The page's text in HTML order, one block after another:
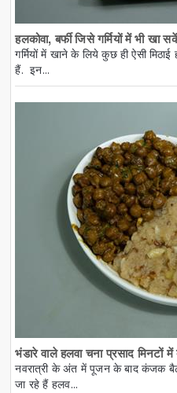
हलकोवा, बर्फी जिसे गर्मियों में भी
गर्मियों में खाने के लिये कुछ ही ऐसी
हैं. इन...
भंडारे वाले हलवा चना प्रसाद मिनटों
नवरात्री के अंत में पूजन के बाद कंजक
जा रहे हैं हलव...